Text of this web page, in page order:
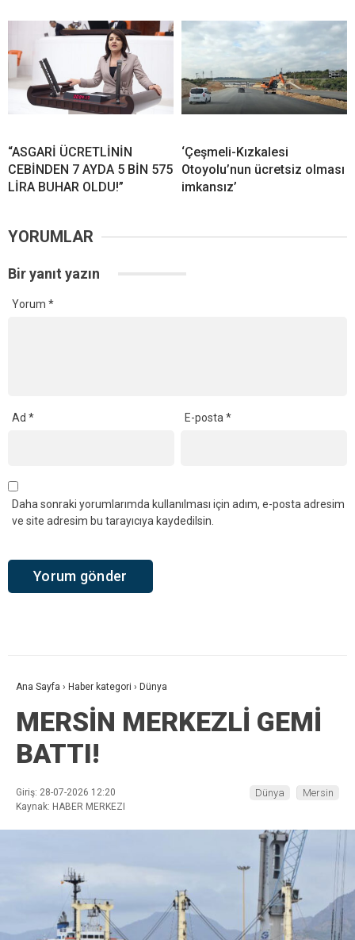
“ASGARİ ÜCRETLİNİN
CEBİNDEN 7 AYDA 5 BİN 575
LİRA BUHAR OLDU!”
‘Çeşmeli-Kızkalesi
Otoyolu’nun ücretsiz olması
imkansız’
YORUMLAR
Bir yanıt yazın
Yorum *
Ad * E-posta*
Daha sonraki yorumlarımda kullanılması için adım, e-posta adresim
ve site adresim bu tarayıcıya kaydedilsin.
Ana Sayfa › Haber kategori › Dünya
MERSİN MERKEZLİ GEMİ
BATTI!
Giriş: 28-07-2026 12:20
Kaynak: HABER MERKEZI
Dünya Mersin